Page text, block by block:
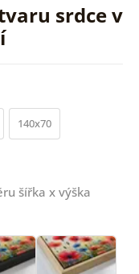
srdce v
140x70
šířka x výška